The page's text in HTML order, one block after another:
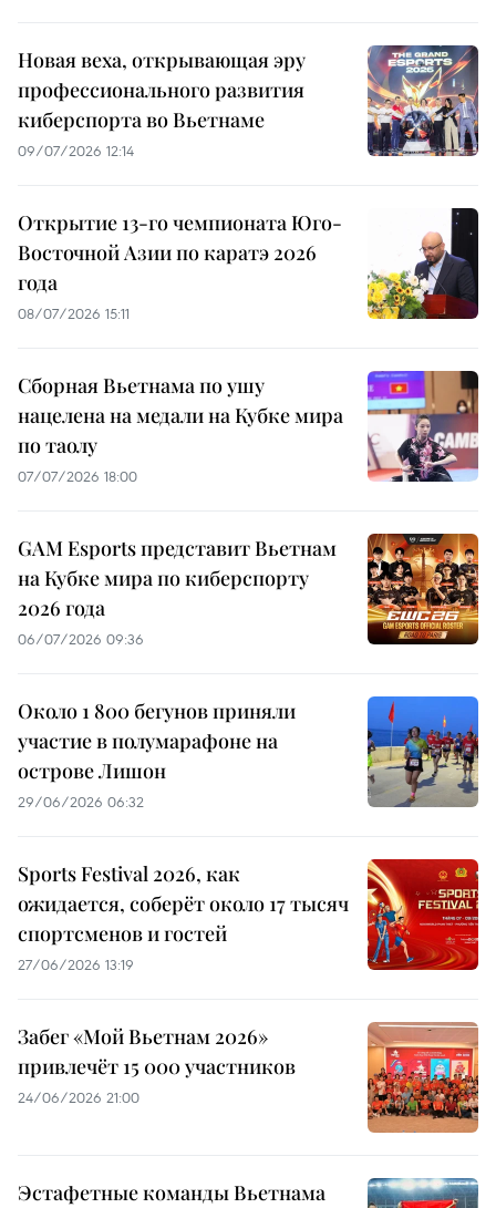
Новая веха, открывающая эру
профессионального развития
киберспорта во Вьетнаме
09/07/2026 12:14
Открытие 13-го чемпионата Юго-
Восточной Азии по каратэ 2026
года
08/07/2026 15:11
Сборная Вьетнама по ушу
нацелена на медали на Кубке мира
по таолу
07/07/2026 18:00
GAM Esports представит Вьетнам
на Кубке мира по киберспорту
2026 года
06/07/2026 09:36
Около 1 800 бегунов приняли
участие в полумарафоне на
острове Лишон
29/06/2026 06:32
Sports Festival 2026, как
ожидается, соберёт около 17 тысяч
спортсменов и гостей
27/06/2026 13:19
Забег «Мой Вьетнам 2026»
привлечёт 15 000 участников
24/06/2026 21:00
Эстафетные команды Вьетнама